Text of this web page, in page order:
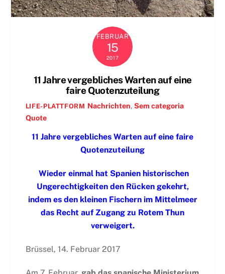
FEBRUAR
15
2017
11 Jahre vergebliches Warten auf eine
faire Quotenzuteilung
LIFE-PLATTFORM Nachrichten, Sem categoria
Quote
11 Jahre vergebliches Warten auf eine faire
Quotenzuteilung
Wieder einmal hat Spanien historischen
Ungerechtigkeiten den Rücken gekehrt,
indem es den kleinen Fischern im Mittelmeer
das Recht auf Zugang zu Rotem Thun
verweigert.
Brüssel, 14. Februar 2017